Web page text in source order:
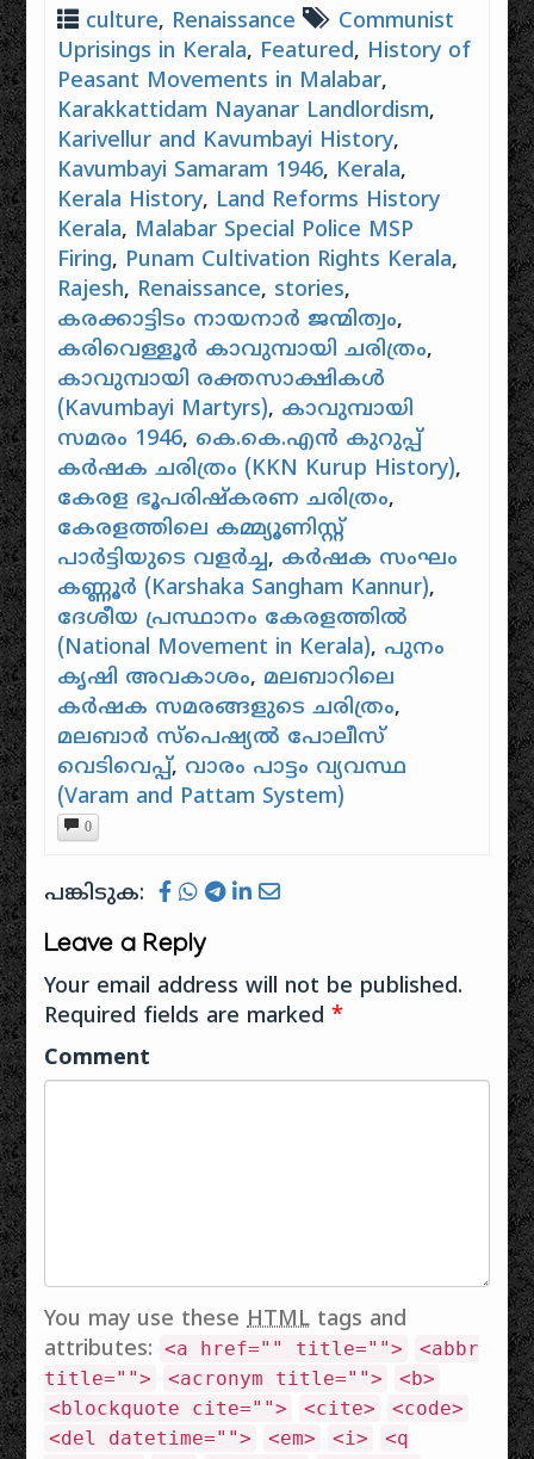
ഏറ്റവും
അടിത്തട്ടിലുള്ള,
കടുത്ത ദാരിദ്ര്യം
അനുഭവിച്ചിരുന്ന
കർഷകത്തൊഴിലാളി
സ്ത്രീകൾ
അടിസ്ഥാന
ജീവിതാവശ്യങ്ങൾ
സംരക്ഷിക്കുന്നതിനായി
ജന്മിത്വത്തിനും
ബ്രിട്ടീഷ്
ഭരണകൂടത്തിനുമെതിരെ
നടത്തിയ…
നടന്ന കർഷക
സമരം. രണ്ടാം
ലോകമഹായുദ്ധത്തിന്
ശേഷം മലബാറിനെ
വിഴുങ്ങിയ കൊടിയ
ഭക്ഷ്യക്ഷാമത്തിന്റെ
പശ്ചാത്തലത്തിൽ,
പൂഴ്ത്തിവെച്ച നെല്ല്
കടത്താനുള്ള
ജന്മിയുടെ…
ൽ നടന്ന
ചരിത്രപ്രസിദ്ധമായ
ഒരു ജനകീയ
പ്രക്ഷോഭമാണ്
കൊട്ടിയൂർ
വനസത്യാഗ്രഹം.
ബ്രിട്ടീഷ് ഭരണത്തിൻ
കീഴിൽ മലബാറിൽ
നിലനിന്നിരുന്ന
കൊടിയ
ജന്മിത്തത്തിനും,
വനഭൂമിക്ക് മേലുള്ള
സാധാരണക്കാരുടെ
അവകാശങ്ങൾ
നിഷേധിച്ച
കൊട്ടിയൂർ
ദേവസ്വത്തിന്റെ
ചൂഷണങ്ങൾക്കുമെതിരെ
കർഷക
സംഘത്തിന്റെയും
കമ്മ്യൂണിസ്റ്റ്
പാർട്ടിയുടെയും
നേതൃത്വത്തിൽ
നടന്ന
ഐതിഹാസികമായ
പോരാട്ടമായിരുന്നു
ഇത്¹. കാട്ടിൽ കയറി
വിറകും
വനവിഭവങ്ങളും…
culture, Renaissance
Communist
Uprisings in Kerala, Featured, History of
Peasant Movements in Malabar,
Karakkattidam Nayanar Landlordism,
Karivellur and Kavumbayi History,
Kavumbayi Samaram 1946, Kerala,
Kerala History, Land Reforms History
Kerala, Malabar Special Police MSP
Firing, Punam Cultivation Rights Kerala,
Rajesh, Renaissance, stories,
കരക്കാട്ടിടം നായനാർ ജന്മിത്വം,
കരിവെള്ളൂർ കാവുമ്പായി ചരിത്രം,
കാവുമ്പായി രക്തസാക്ഷികൾ
(Kavumbayi Martyrs), കാവുമ്പായി
സമരം 1946, കെ.കെ.എൻ കുറുപ്പ്
കർഷക ചരിത്രം (KKN Kurup History),
കേരള ഭൂപരിഷ്കരണ ചരിത്രം,
കേരളത്തിലെ കമ്മ്യൂണിസ്റ്റ്
പാർട്ടിയുടെ വളർച്ച, കർഷക സംഘം
കണ്ണൂർ (Karshaka Sangham Kannur),
ദേശീയ പ്രസ്ഥാനം കേരളത്തിൽ
(National Movement in Kerala), പുനം
കൃഷി അവകാശം, മലബാറിലെ
കർഷക സമരങ്ങളുടെ ചരിത്രം,
മലബാർ സ്പെഷ്യൽ പോലീസ്
വെടിവെപ്പ്, വാരം പാട്ടം വ്യവസ്ഥ
(Varam and Pattam System)
0
പങ്കിടുക:
Leave a Reply
Your email address will not be published.
Required fields are marked*
Comment
You may use theseHTML tags and
attributes:
<a href="" title="">
<abbr
title="">
<acronym title="">
<b>
<blockquote cite="">
<cite>
<code>
<del datetime="">
<em> <i>
<q